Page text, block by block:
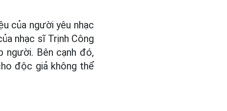
của người yêu nhạc
nhạc sĩ Trịnh Công
người. Bên cạnh đó,
độc giả không thể